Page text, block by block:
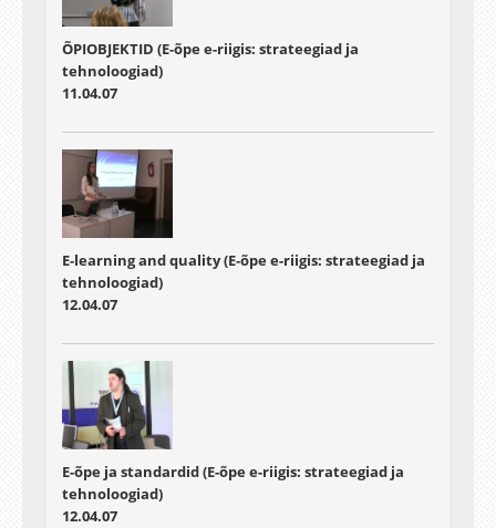
ÕPIOBJEKTID (E-õpe e-riigis: strateegiad ja
tehnoloogiad)
11.04.07
E-learning and quality (E-õpe e-riigis: strateegiad ja
tehnoloogiad)
12.04.07
E-õpe ja standardid (E-õpe e-riigis: strateegiad ja
tehnoloogiad)
12.04.07